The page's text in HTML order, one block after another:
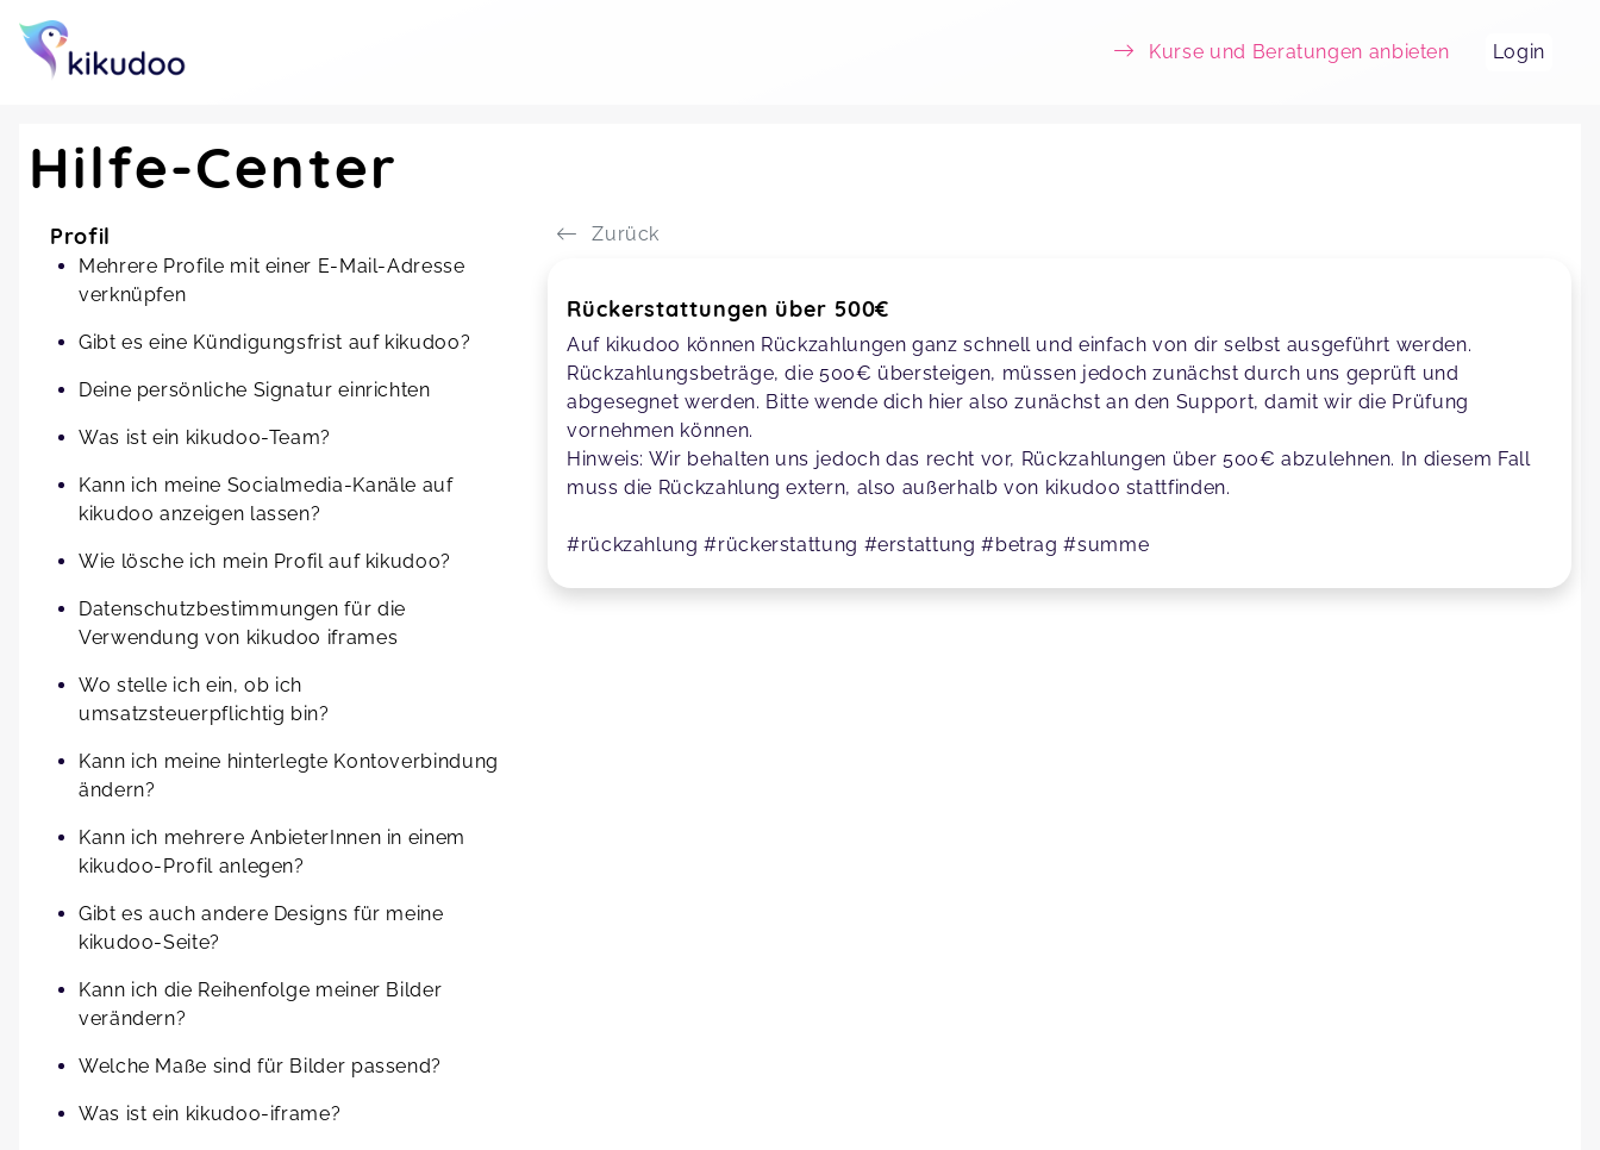
Kurse und Beratungen anbieten Login
Hilfe-Center
Profil
Mehrere Profile mit einer E-Mail-Adresse
verknüpfen
Gibt es eine Kündigungsfrist auf kikudoo?
Deine persönliche Signatur einrichten
Was ist ein kikudoo-Team?
Kann ich meine Socialmedia-Kanäle auf
kikudoo anzeigen lassen?
Wie lösche ich mein Profil auf kikudoo?
Datenschutzbestimmungen für die
Verwendung von kikudoo iframes
Wo stelle ich ein, ob ich
umsatzsteuerpflichtig bin?
Kann ich meine hinterlegte Kontoverbindung
ändern?
Kann ich mehrere AnbieterInnen in einem
kikudoo-Profil anlegen?
Gibt es auch andere Designs für meine
kikudoo-Seite?
Kann ich die Reihenfolge meiner Bilder
verändern?
Welche Maße sind für Bilder passend?
Was ist ein kikudoo-iframe?
Zurück
Rückerstattungen über 500€
Auf kikudoo können Rückzahlungen ganz schnell und einfach von dir selbst ausgeführt werden.
Rückzahlungsbeträge, die 500€ übersteigen, müssen jedoch zunächst durch uns geprüft und
abgesegnet werden. Bitte wende dich hier also zunächst an den Support, damit wir die Prüfung
vornehmen können.
Hinweis: Wir behalten uns jedoch das recht vor, Rückzahlungen über 500€ abzulehnen. In diesem Fall
muss die Rückzahlung extern, also außerhalb von kikudoo stattfinden.
#rückzahlung #rückerstattung #erstattung #betrag #summe